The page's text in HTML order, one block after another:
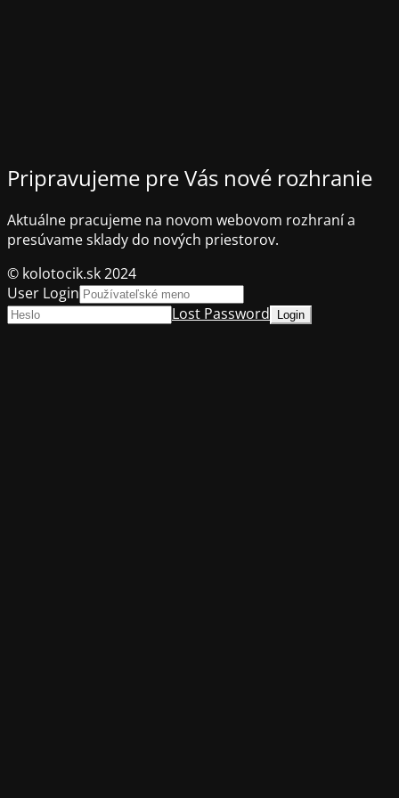
Pripravujeme pre Vás nové rozhranie
Aktuálne pracujeme na novom webovom rozhraní a
presúvame sklady do nových priestorov.
© kolotocik.sk 2024
User Login
Lost Password